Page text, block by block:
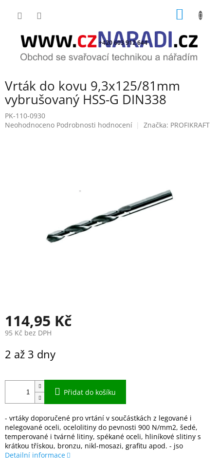
+420 603 912 644
Vrták do kovu 9,3x125/81mm
vybrušovaný HSS-G DIN338
PK-110-0930
Průměrné
Neohodnoceno Podrobnosti hodnocení Značka: PROFIKRAFT
114,95 Kč
95 Kč bez DPH
cena:
2 až 3 dny
Přidat do košíku
- vrtáky doporučené pro vrtání v součástkách z legované i
nelegované oceli, ocelolitiny do pevnosti 900 N/mm2, šedé,
temperované i tvárné litiny, spékané oceli, hliníkové slitiny s
krátkou třískou, bronzu, nikl-mosazi, grafitu apod. - jso
Detailní informace